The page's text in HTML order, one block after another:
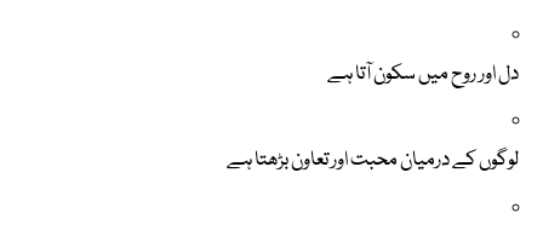
دل اور روح میں سکون آتا ہے
لوگوں کے درمیان محبت اور تعاون بڑھتا ہے